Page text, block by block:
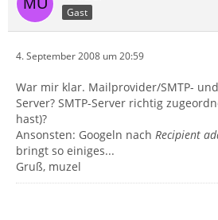
Gast
4. September 2008 um 20:59
War mir klar. Mailprovider/SMTP-
Server? SMTP-Server richtig
hast)?
Ansonsten: Googeln nach Recipient
bringt so einiges...
Gruß, muzel